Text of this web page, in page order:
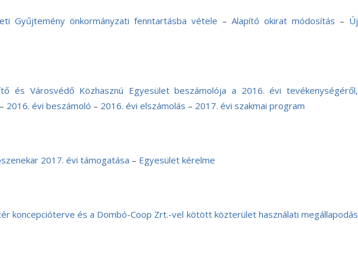
Gyűjtemény önkormányzati fenntartásba vétele – Alapító okirat módosítás – Új
és Városvédő Közhasznú Egyesület beszámolója a 2016. évi tevékenységéről,
– 2016. évi beszámoló – 2016. évi elszámolás – 2017. évi szakmai program
2017. évi támogatása – Egyesület kérelme
koncepcióterve és a Dombó-Coop Zrt.-vel kötött közterület használati megállapodás